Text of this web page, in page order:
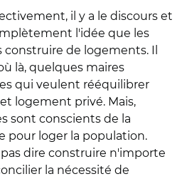
il y a le discours et
l'idée que les
de logements. Il
là, quelques maires
qui veulent rééquilibrer
logement privé. Mais,
sont conscients de la
pour loger la population.
dire construire n'importe
la nécessité de